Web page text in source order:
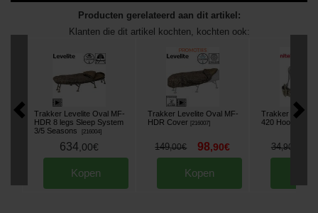
Producten gerelateerd aan dit artikel:
Klanten die dit artikel kochten, kochten ook:
Trakker Levelite Oval MF-
HDR 8 legs Sleep System
3/5 Seasons
[216004]
634,00€
Kopen
Trakker Levelite Oval MF-
HDR Cover [216007]
149,00€ 98,90€
Kopen
Trakker Nitelife
420 Hoofdlamp
34,90